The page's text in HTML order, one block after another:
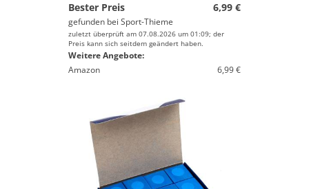
Bester Preis
6,99 €
gefunden bei Sport-Thieme
zuletzt überprüft am 07.08.2026 um 01:09; der
Preis kann sich seitdem geändert haben.
Weitere Angebote:
Amazon
6,99 €